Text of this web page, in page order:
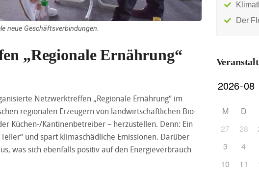
neue Geschäftsverbindungen.
„Regionale Ernährung“
Netzwerktreffen „Regionale Ernährung“ im
regionalen Erzeugern von landwirtschaftlichen Bio-
Küchen-/Kantinenbetreiber – herzustellen. Denn: Ein
und spart klimaschädliche Emissionen. Darüber
was sich ebenfalls positiv auf den Energieverbrauch
Der
M D
27
28
3
4
10
11